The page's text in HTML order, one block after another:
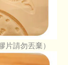
片請勿丟棄）